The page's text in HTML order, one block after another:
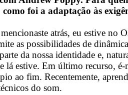
foi a adaptação às
atrás, eu estive no
as possibilidades de
da nossa identidade e,
lá estive. Em último recurso,
ao fim. Recentemente,
do som.